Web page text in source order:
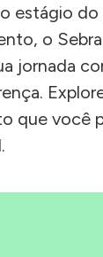
estágio do
o
jornada
que você